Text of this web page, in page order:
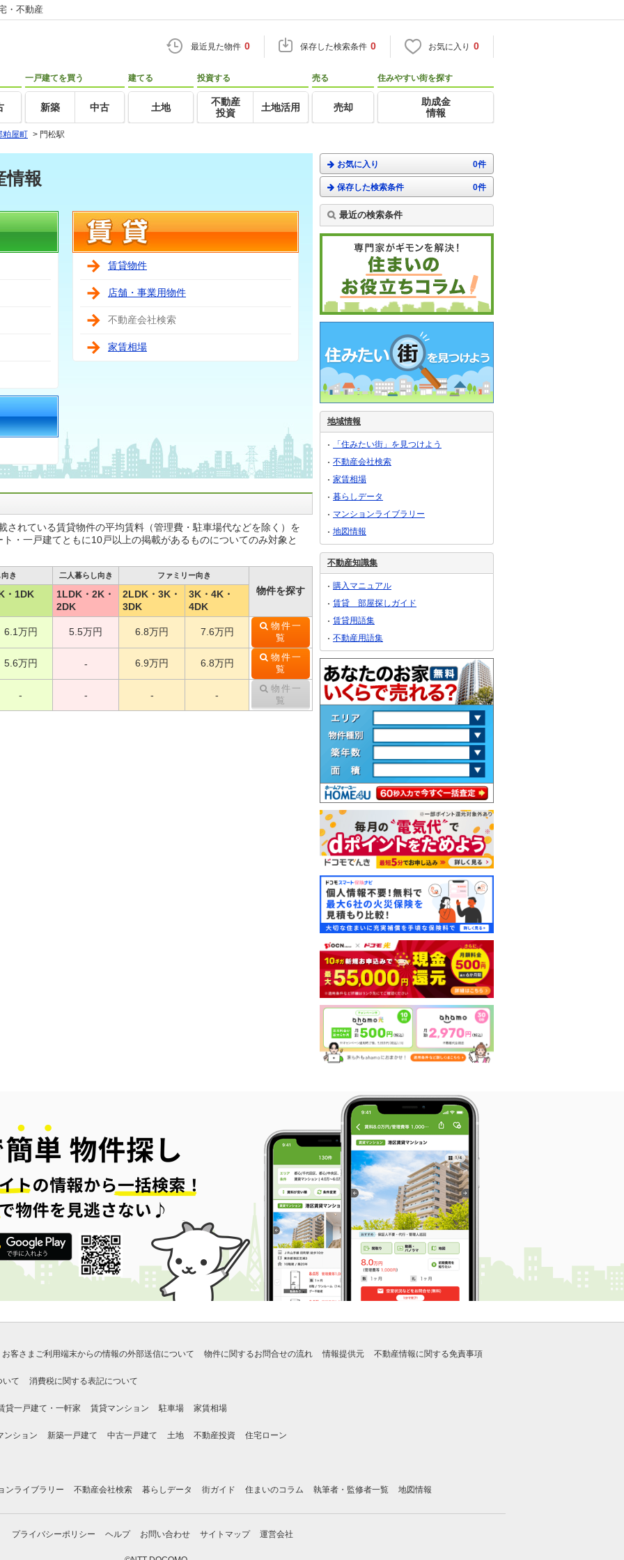
・不動産
最近見た物件 0 保存した検索条件 0 お気に入り 0
一戸建てを買う
新築 中古
建てる
土地
投資する
不動産
投資
土地活用
売る
売却
住みやすい街を探す
助成金
情報
粕屋町 > 門松駅
情報
賃貸物件
店舗・事業用物件
不動産会社検索
家賃相場
されている賃貸物件の平均賃料（管理費・駐車場代などを除く）を
・一戸建てともに10戸以上の掲載があるものについてのみ対象と
き 二人暮らし向き ファミリー向き
物件を探す
・1DK
1LDK・2K・
2DK
2LDK・3K・
3DK
3K・4K・
4DK
6.1万円 5.5万円 6.8万円 7.6万円
物件一
覧
5.6万円 - 6.9万円 6.8万円
物件一
覧
- - - -
物件一
覧
お気に入り 0件
保存した検索条件 0件
最近の検索条件
地域情報
「住みたい街」を見つけよう
不動産会社検索
家賃相場
暮らしデータ
マンションライブラリー
地図情報
不動産知識集
購入マニュアル
賃貸 部屋探しガイド
賃貸用語集
不動産用語集
お客さまご利用端末からの情報の外部送信について 物件に関するお問合せの流れ 情報提供元 不動産情報に関する免責事項
いて 消費税に関する表記について
貸一戸建て・一軒家 賃貸マンション 駐車場 家賃相場
ンション 新築一戸建て 中古一戸建て 土地 不動産投資 住宅ローン
ンライブラリー 不動産会社検索 暮らしデータ 街ガイド 住まいのコラム 執筆者・監修者一覧 地図情報
プライバシーポリシー ヘルプ お問い合わせ サイトマップ 運営会社